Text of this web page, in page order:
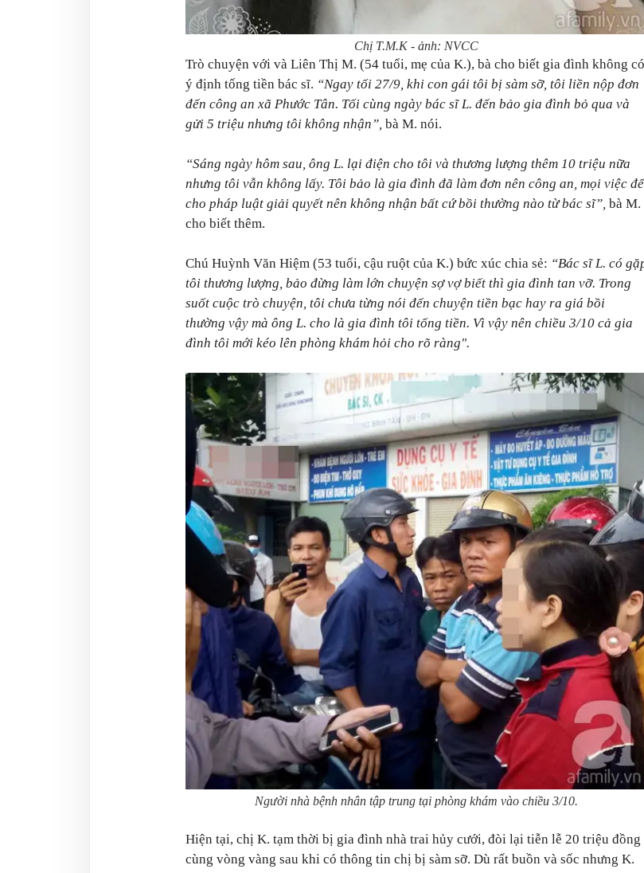
Chị T.M.K - ảnh: NVCC
Trò chuyện với và Liên Thị M. (54 tuổi, mẹ của K.), bà cho biết gia đình không có
ý định tống tiền bác sĩ. “Ngay tối 27/9, khi con gái tôi bị sàm sỡ, tôi liền nộp đơn
đến công an xã Phước Tân. Tối cùng ngày bác sĩ L. đến bảo gia đình bỏ qua và
gửi 5 triệu nhưng tôi không nhận”, bà M. nói.
“Sáng ngày hôm sau, ông L. lại điện cho tôi và thương lượng thêm 10 triệu nữa
nhưng tôi vẫn không lấy. Tôi bảo là gia đình đã làm đơn nên công an, mọi việc để
cho pháp luật giải quyết nên không nhận bất cứ bồi thường nào từ bác sĩ”, bà M.
cho biết thêm.
Chú Huỳnh Văn Hiệm (53 tuổi, cậu ruột của K.) bức xúc chia sẻ: “Bác sĩ L. có
tôi thương lượng, bảo đừng làm lớn chuyện sợ vợ biết thì gia đình tan vỡ. Trong
suốt cuộc trò chuyện, tôi chưa từng nói đến chuyện tiền bạc hay ra giá bồi
thường vậy mà ông L. cho là gia đình tôi tống tiền. Vì vậy nên chiều 3/10 cả gia
đình tôi mới kéo lên phòng khám hỏi cho rõ ràng".
Người nhà bệnh nhân tập trung tại phòng khám vào chiều 3/10.
Hiện tại, chị K. tạm thời bị gia đình nhà trai hủy cưới, đòi lại tiễn lễ 20 triệu đồng
cùng vòng vàng sau khi có thông tin chị bị sàm sỡ. Dù rất buồn và sốc nhưng K.